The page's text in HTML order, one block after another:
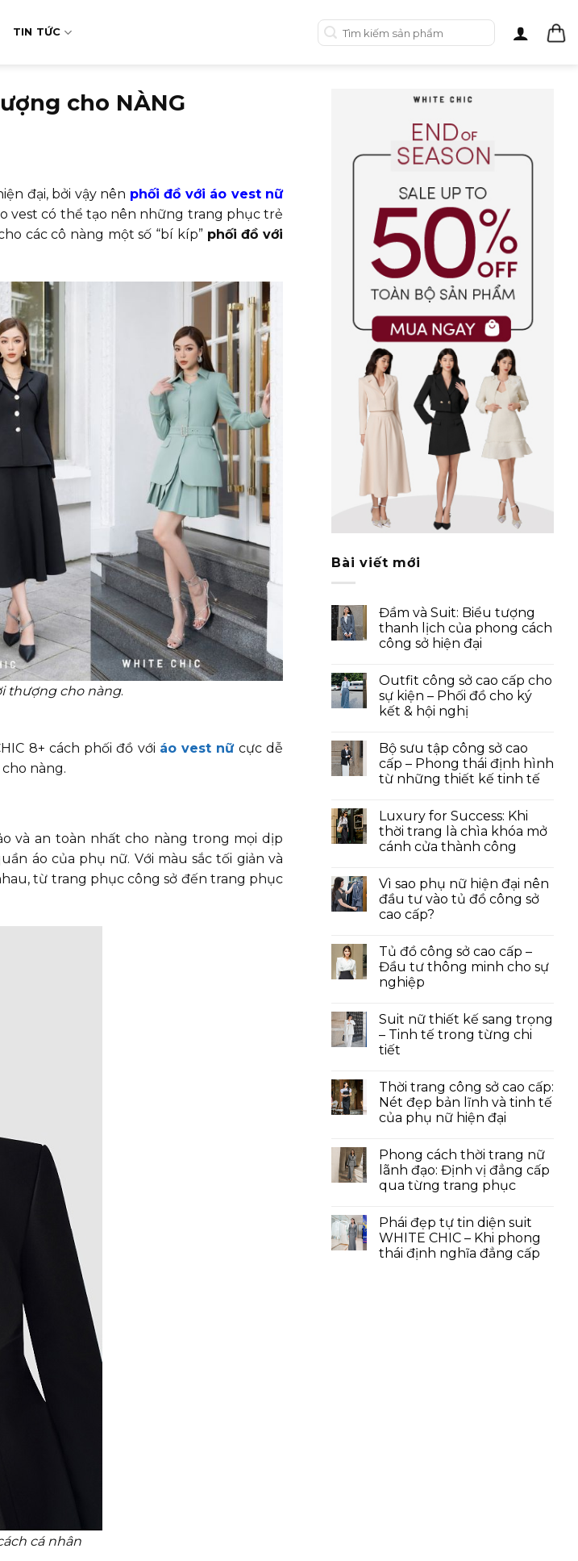
TIN TỨC
Tìm
kiếm:
cho NÀNG
đại, bởi vậy nên phối đồ với áo vest nữ
vest có thể tạo nên những trang phục trẻ
các cô nàng một số “bí kíp” phối đồ với
thượng cho nàng.
8+ cách phối đồ với áo vest nữcực dễ
nàng.
và an toàn nhất cho nàng trong mọi dịp
áo của phụ nữ. Với màu sắc tối giản và
từ trang phục công sở đến trang phục
cá nhân
Bài viết mới
Đầm và Suit: Biểu tượng
thanh lịch của phong cách
công sở hiện đại
Outfit công sở cao cấp cho
sự kiện – Phối đồ cho ký
kết & hội nghị
Bộ sưu tập công sở cao
cấp – Phong thái định hình
từ những thiết kế tinh tế
Luxury for Success: Khi
thời trang là chìa khóa mở
cánh cửa thành công
Vì sao phụ nữ hiện đại nên
đầu tư vào tủ đồ công sở
cao cấp?
Tủ đồ công sở cao cấp –
Đầu tư thông minh cho sự
nghiệp
Suit nữ thiết kế sang trọng
– Tinh tế trong từng chi
tiết
Thời trang công sở cao cấp:
Nét đẹp bản lĩnh và tinh tế
của phụ nữ hiện đại
Phong cách thời trang nữ
lãnh đạo: Định vị đẳng cấp
qua từng trang phục
Phái đẹp tự tin diện suit
WHITE CHIC – Khi phong
thái định nghĩa đẳng cấp